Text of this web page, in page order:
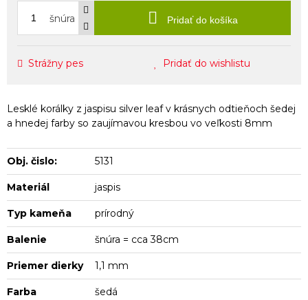
šnúra Pridať do košíka
Strážny pes Pridať do wishlistu
Lesklé korálky z jaspisu silver leaf v krásnych odtieňoch šedej
a hnedej farby so zaujímavou kresbou vo veľkosti 8mm
Obj. čislo: 5131
Materiál jaspis
Typ kameňa prírodný
Balenie šnúra = cca 38cm
Priemer dierky 1,1 mm
Farba šedá